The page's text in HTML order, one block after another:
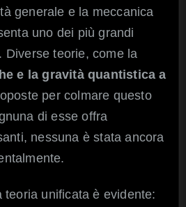
generale e la meccanica
uno dei più grandi
Diverse teorie, come la
e la gravità quantistica a
per colmare questo
di esse offra
nessuna è stata ancora
teoria unificata è evidente: